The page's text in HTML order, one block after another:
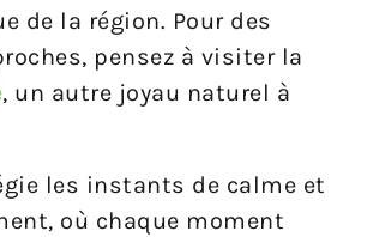
de la région. Pour des
pensez à visiter la
, un autre joyau naturel à
les instants de calme et
où chaque moment